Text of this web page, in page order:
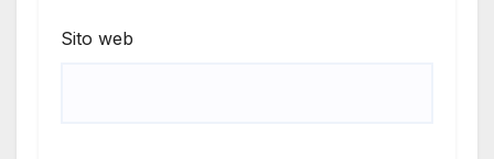
Sito web